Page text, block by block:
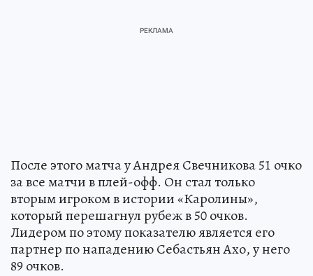
После этого матча у Андрея Свечникова 51 очко
за все матчи в плей-офф. Он стал только
вторым игроком в истории «Каролины»,
который перешагнул рубеж в 50 очков.
Лидером по этому показателю является его
партнер по нападению Себастьян Ахо, у него
89 очков.